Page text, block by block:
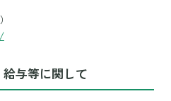
与等に関して